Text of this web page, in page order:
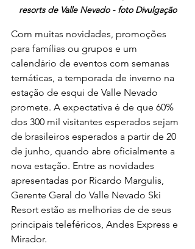
resorts de Valle Nevado - foto Divulgação
Com muitas novidades, promoções
para famílias ou grupos e um
calendário de eventos com semanas
temáticas, a temporada de inverno na
estação de esqui de Valle Nevado
promete. A expectativa é de que 60%
dos 300 mil visitantes esperados sejam
de brasileiros esperados a partir de 20
de junho, quando abre oficialmente a
nova estação. Entre as novidades
apresentadas por Ricardo Margulis,
Gerente Geral do Valle Nevado Ski
Resort estão as melhorias de de seus
principais teleféricos, Andes Express e
Mirador.